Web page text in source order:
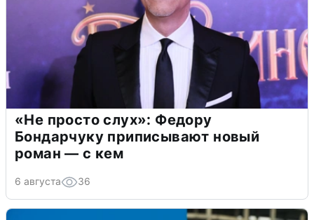
«Не просто слух»: Федору
Бондарчуку приписывают новый
роман — с кем
6 августа 36